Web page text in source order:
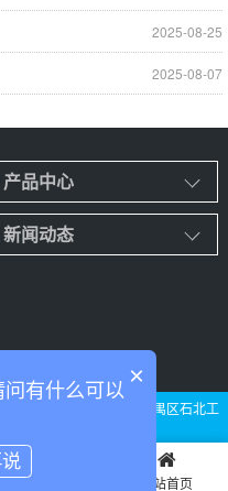
2025-08-25
2025-08-07
产品中心
新闻动态
广州市番禺区石北工
新闻资讯 网站首页
×
有什么可以